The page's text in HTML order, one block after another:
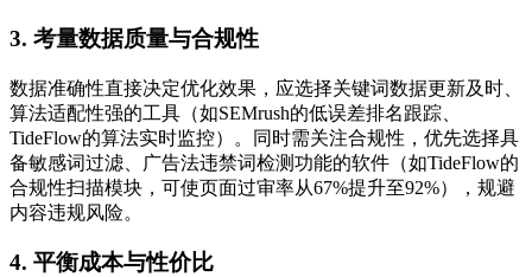
3. 考量数据质量与合规性
数据准确性直接决定优化效果，应选择关键词数据更新及时、
算法适配性强的工具（如SEMrush的低误差排名跟踪、
TideFlow的算法实时监控）。同时需关注合规性，优先选择具
备敏感词过滤、广告法违禁词检测功能的软件（如TideFlow的
合规性扫描模块，可使页面过审率从67%提升至92%），规避
内容违规风险。
4. 平衡成本与性价比